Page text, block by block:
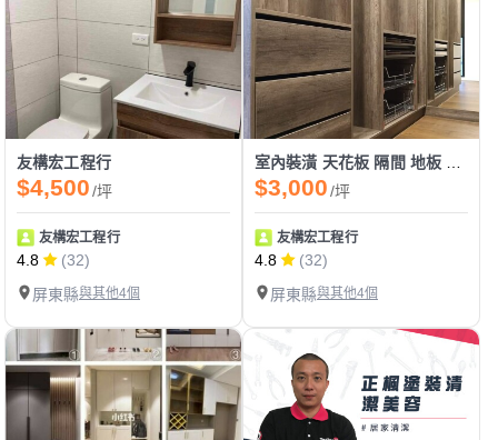
友構宏工程行
$4,500/坪
友構宏工程行
4.8
(32)
屏東縣與其他4個
$3,000/坪
友構宏工程行
4.8
(32)
屏東縣與其他4個